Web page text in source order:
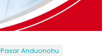
Pasar Anduonohu